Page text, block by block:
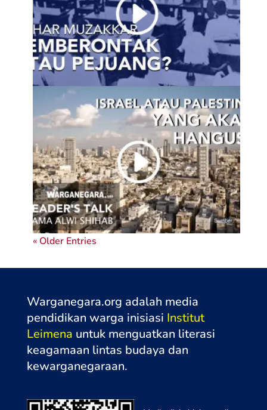
« Older Entries
Warganegara.org adalah media
pendidikan warga inisiasi Institut
Leimena untuk menguatkan literasi
keagamaan lintas budaya dan
kewarganegaraan.